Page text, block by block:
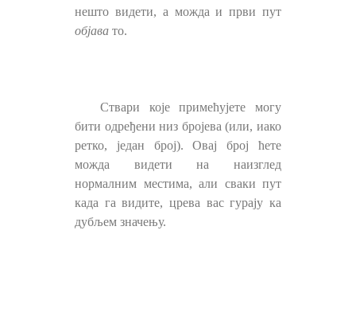
нешто видети, а можда и први пут
објава то.
Ствари које примећујете могу
бити одређени низ бројева (или, иако
ретко, један број). Овај број ћете
можда видети на наизглед
нормалним местима, али сваки пут
када га видите, црева вас гурају ка
дубљем значењу.